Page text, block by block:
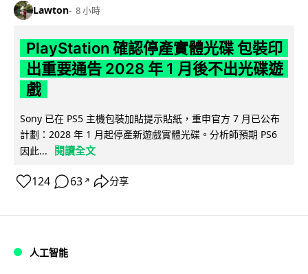
Lawton 8 小時
PlayStation 確認停產實體光碟 包裝印
出重要通告 2028 年 1 月後不出光碟遊
戲
Sony 已在 PS5 主機包裝加貼提示貼紙，重申官方 7 月已公布
計劃：2028 年 1 月起停產新遊戲實體光碟。分析師預期 PS6
因此...
閱讀全文
124 63 ↗ 分享
人工智能